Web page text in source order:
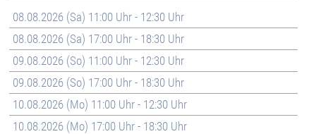
08.08.2026 (Sa) 11:00 Uhr - 12:30 Uhr
08.08.2026 (Sa) 17:00 Uhr - 18:30 Uhr
09.08.2026 (So) 11:00 Uhr - 12:30 Uhr
09.08.2026 (So) 17:00 Uhr - 18:30 Uhr
10.08.2026 (Mo) 11:00 Uhr - 12:30 Uhr
10.08.2026 (Mo) 17:00 Uhr - 18:30 Uhr